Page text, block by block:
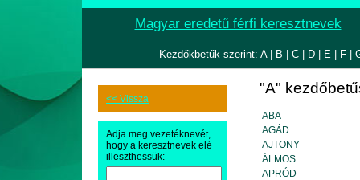
Magyar eredetű férfi keresztnevek
Kezdőkbetűk szerint: A| B C| D| E| F|
<< Vissza
Adja meg vezetéknevét,
hogy a keresztnevek elé
illeszthessük:
"A"
ABA
AGÁD
AJTONY
ÁLMOS
APRÓD